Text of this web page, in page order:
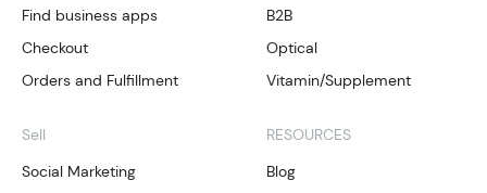
Find business apps
Checkout
Orders and Fulfillment
Sell
Social Marketing
B2B
Optical
Vitamin/Supplement
RESOURCES
Blog